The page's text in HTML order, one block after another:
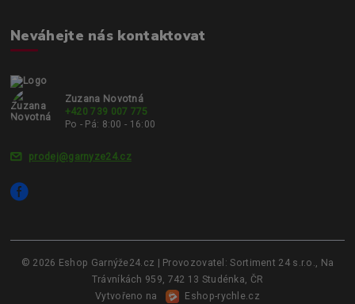
Neváhejte nás kontaktovat
Zuzana Novotná
+420 739 007 775
Po - Pá: 8:00 - 16:00
prodej@garnyze24.cz
© 2026 Eshop Garnýže24.cz | Provozovatel: Sortiment 24 s.r.o., Na
Trávníkách 959, 742 13 Studénka, ČR
Vytvořeno na
Eshop-rychle.cz